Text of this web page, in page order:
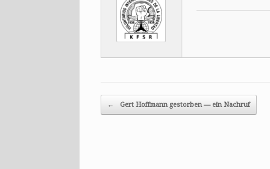
Post navigation
← Gert Hoffmann gestorben — ein Nachruf